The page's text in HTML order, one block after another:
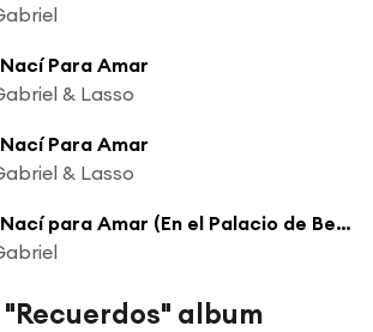
Para Amar
& Lasso
Para Amar
& Lasso
Yo No Nací para Amar (En el Palacio de Bellas Artes)
album